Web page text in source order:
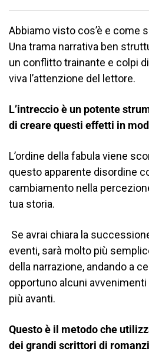
Abbiamo visto cos’è e come
Una trama narrativa ben
un conflitto trainante e colpi
viva l’attenzione del lettore.
L’intreccio è un potente
di creare questi effetti in
L’ordine della fabula viene
questo apparente disordine
cambiamento nella
tua storia.
Se avrai chiara la
eventi, sarà molto più
della narrazione, andando a
opportuno alcuni avvenimenti
più avanti.
Questo è il metodo che
dei grandi scrittori di